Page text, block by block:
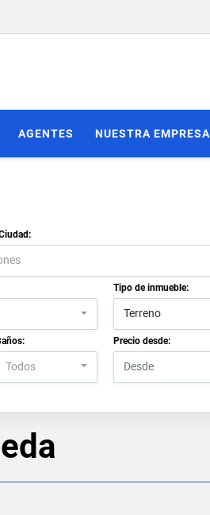
AGENTES NUESTRA EMPRESA
Tipo de inmueble:
Terreno
Todos
Precio desde: